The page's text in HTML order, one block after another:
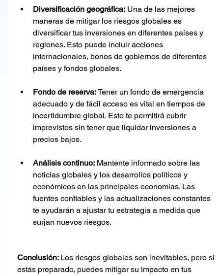
Diversificación geográfica: Una de las mejores
maneras de mitigar los riesgos globales es
diversificar tus inversiones en diferentes países y
regiones. Esto puede incluir acciones
internacionales, bonos de gobiernos de diferentes
países y fondos globales.
Fondo de reserva: Tener un fondo de emergencia
adecuado y de fácil acceso es vital en tiempos de
incertidumbre global. Esto te permitirá cubrir
imprevistos sin tener que liquidar inversiones a
precios bajos.
Análisis continuo: Mantente informado sobre las
noticias globales y los desarrollos políticos y
económicos en las principales economías. Las
fuentes confiables y las actualizaciones constantes
te ayudarán a ajustar tu estrategia a medida que
surjan nuevos riesgos.
Conclusión: Los riesgos globales son inevitables, pero si
estás preparado, puedes mitigar su impacto en tus